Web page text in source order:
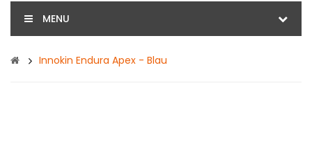
MENU
Innokin Endura Apex - Blau